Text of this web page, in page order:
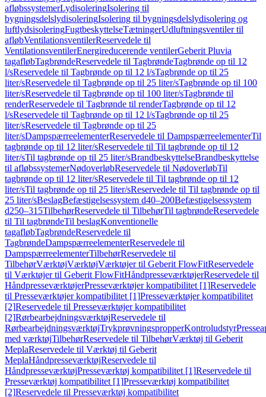
afløbssystemerLydisoleringIsolering til
bygningsdelslydisoleringIsolering til bygningsdelslydisolering og
luftlydsisoleringFugtbeskyttelseTætningerUdluftningsventiler til
afløbVentilationsventilerReservedele til
VentilationsventilerEnergireducerende ventilerGeberit Pluvia
tagafløbTagbrøndeReservedele til TagbrøndeTagbrønde op til 12
l/sReservedele til Tagbrønde op til 12 l/sTagbrønde op til 25
liter/sReservedele til Tagbrønde op til 25 liter/sTagbrønde op til 100
liter/sReservedele til Tagbrønde op til 100 liter/sTagbrønde til
renderReservedele til Tagbrønde til renderTagbrønde op til 12
l/sReservedele til Tagbrønde op til 12 l/sTagbrønde op til 25
liter/sReservedele til Tagbrønde op til 25
liter/sDampspærreelementerReservedele til DampspærreelementerTil
tagbrønde op til 12 liter/sReservedele til Til tagbrønde op til 12
liter/sTil tagbrønde op til 25 liter/sBrandbeskyttelseBrandbeskyttelse
til afløbssystemerNødoverløbReservedele til NødoverløbTil
tagbrønde op til 12 liter/sReservedele til Til tagbrønde op til 12
liter/sTil tagbrønde op til 25 liter/sReservedele til Til tagbrønde op til
25 liter/sBeslagBefæstigelsessystem d40–200Befæstigelsessystem
d250–315TilbehørReservedele til TilbehørTil tagbrøndeReservedele
til Til tagbrøndeTil beslagKonventionelle
tagafløbTagbrøndeReservedele til
TagbrøndeDampspærreelementerReservedele til
DampspærreelementerTilbehørReservedele til
TilbehørVærktøjVærktøjVærktøjer til Geberit FlowFitReservedele
til Værktøjer til Geberit FlowFitHåndpresseværktøjerReservedele til
HåndpresseværktøjerPresseværktøjer kompatibilitet [1]Reservedele
til Presseværktøjer kompatibilitet [1]Presseværktøjer kompatibilitet
[2]Reservedele til Presseværktøjer kompatibilitet
[2]RørbearbejdningsværktøjReservedele til
RørbearbejdningsværktøjTrykprøvningspropperKontroludstyr
med værktøjTilbehørReservedele til TilbehørVærktøj til Geberit
MeplaReservedele til Værktøj til Geberit
MeplaHåndpresseværktøjReservedele til
HåndpresseværktøjPresseværktøj kompatibilitet [1]Reservedele til
Presseværktøj kompatibilitet [1]Presseværktøj kompatibilitet
[2]Reservedele til Presseværktøj kompatibilitet